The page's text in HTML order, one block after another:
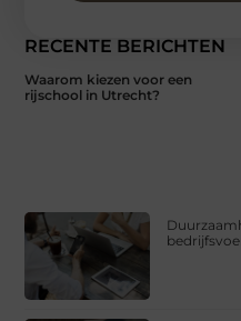
RECENTE BERICHTEN
Waarom kiezen voor een
rijschool in Utrecht?